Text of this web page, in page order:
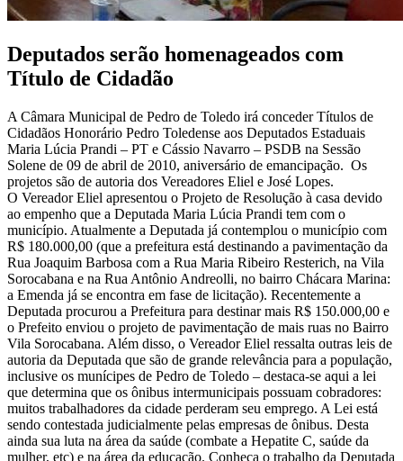
Deputados serão homenageados com
Título de Cidadão
A Câmara Municipal de Pedro de Toledo irá conceder Títulos de
Cidadãos Honorário Pedro Toledense aos Deputados Estaduais
Maria Lúcia Prandi – PT e Cássio Navarro – PSDB na Sessão
Solene de 09 de abril de 2010, aniversário de emancipação. Os
projetos são de autoria dos Vereadores Eliel e José Lopes.
O Vereador Eliel apresentou o Projeto de Resolução à casa devido
ao empenho que a Deputada Maria Lúcia Prandi tem com o
município. Atualmente a Deputada já contemplou o município com
R$ 180.000,00 (que a prefeitura está destinando a pavimentação da
Rua Joaquim Barbosa com a Rua Maria Ribeiro Resterich, na Vila
Sorocabana e na Rua Antônio Andreolli, no bairro Chácara Marina:
a Emenda já se encontra em fase de licitação). Recentemente a
Deputada procurou a Prefeitura para destinar mais R$ 150.000,00 e
o Prefeito enviou o projeto de pavimentação de mais ruas no Bairro
Vila Sorocabana. Além disso, o Vereador Eliel ressalta outras leis de
autoria da Deputada que são de grande relevância para a população,
inclusive os munícipes de Pedro de Toledo – destaca-se aqui a lei
que determina que os ônibus intermunicipais possuam cobradores:
muitos trabalhadores da cidade perderam seu emprego. A Lei está
sendo contestada judicialmente pelas empresas de ônibus. Desta
ainda sua luta na área da saúde (combate a Hepatite C, saúde da
mulher, etc) e na área da educação. Conheça o trabalho da Deputada